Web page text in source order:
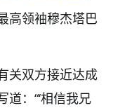
高领袖穆杰塔巴
关双方接近达成
：“‘相信我兄